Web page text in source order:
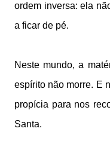
ordem inversa: ela
a ficar de pé.
Neste mundo, a
espírito não morre. E
propícia para nos
Santa.